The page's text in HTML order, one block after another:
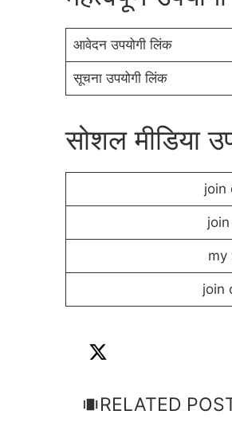
आवेदन उपयोगी लिंक
सूचना उपयोगी लिंक
सोशल मीडिया
join
my
join
RELATED